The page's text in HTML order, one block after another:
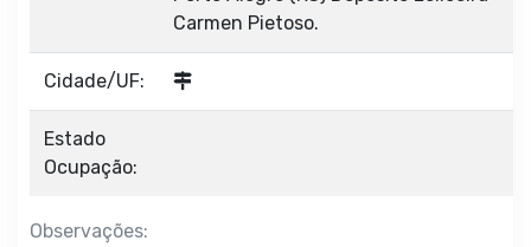
Carmen Pietoso.
Cidade/UF:
Estado
Ocupação:
Observações: